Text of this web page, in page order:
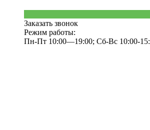
Заказать звонок
Режим работы:
Пн-Пт 10:00—19:00; Сб-Вс 10:00-